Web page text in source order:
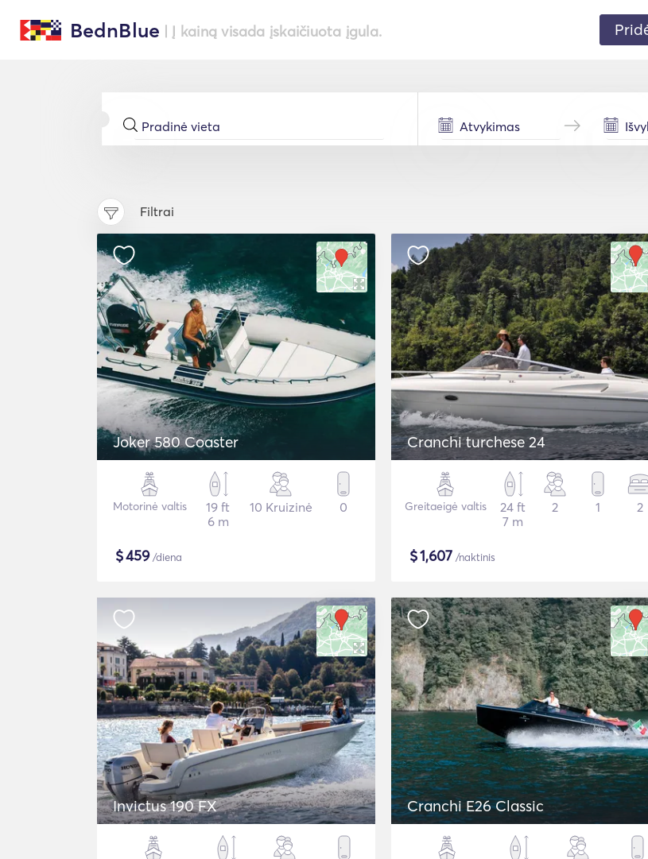
BednBlue | Į kainą visada įskaičiuota įgula.
Filtrai
Joker 580 Coaster
Motorinė valtis
19 ft
6 m
10 Kruizinė 0
$459/diena
Cranchi turchese 24
Greitaeigė valtis
24 ft
7 m
2 1 2
$1,607 /naktinis
Invictus 190 FX Cranchi E26 Classic